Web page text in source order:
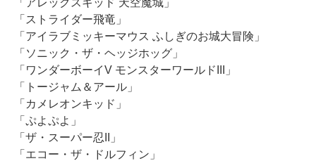
「アレックスキッド 天空魔城」
「ストライダー飛竜」
「アイラブミッキーマウス ふしぎのお城大冒険」
「ソニック・ザ・ヘッジホッグ」
「ワンダーボーイV モンスターワールドIII」
「トージャム＆アール」
「カメレオンキッド」
「ぷよぷよ」
「ザ・スーパー忍II」
「エコー・ザ・ドルフィン」